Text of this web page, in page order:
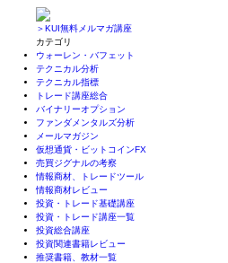
＞KUI無料メルマガ講座
カテゴリ
ウォーレン・バフェット
テクニカル分析
テクニカル指標
トレード講座総合
バイナリーオプション
ファンダメンタルズ分析
メールマガジン
仮想通貨・ビットコインFX
売買ジグナルの考察
情報商材、トレードツール
情報商材レビュー
投資・トレード基礎講座
投資・トレード講座一覧
投資総合講座
投資関連書籍レビュー
推奨書籍、教材一覧